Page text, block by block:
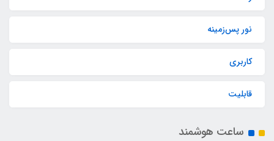
نور پس‌زمینه
کاربری
قابلیت‌
ساعت هوشمند